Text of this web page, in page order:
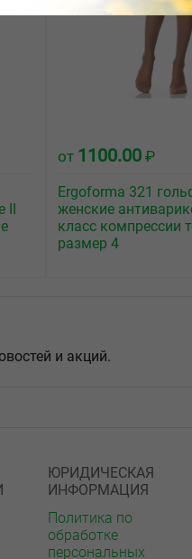
II
от 1100.00 ₽
Ergoforma 321
женские
класс компрессии
размер 4
и акций.
ЮРИДИЧЕСКАЯ
ИНФОРМАЦИЯ
Политика по
обработке
персональных